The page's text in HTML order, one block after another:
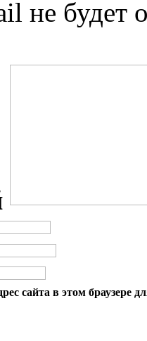
не будет
сайта в этом браузере